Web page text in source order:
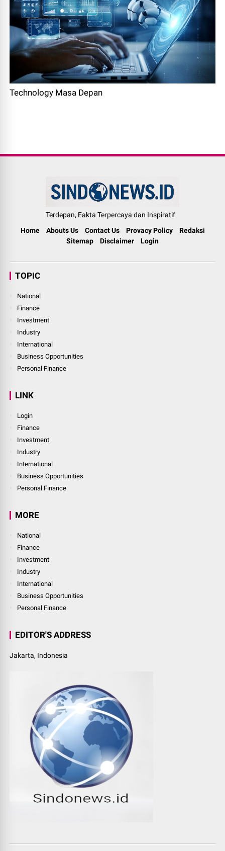
Technology Masa Depan
Terdepan, Fakta Terpercaya dan Inspiratif
Home
Abouts Us Contact Us Provacy Policy
Redaksi
Sitemap
Disclaimer Login
TOPIC
National
Finance
Investment
Industry
International
Business Opportunities
Personal Finance
LINK
Login
Finance
Investment
Industry
International
Business Opportunities
Personal Finance
MORE
National
Finance
Investment
Industry
International
Business Opportunities
Personal Finance
EDITOR'S ADDRESS
Jakarta, Indonesia